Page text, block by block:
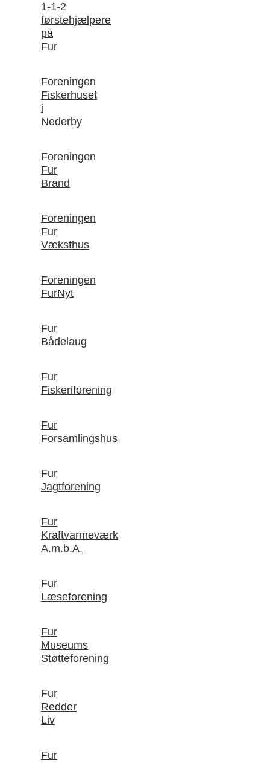
1-1-2
førstehjælpere
på
Fur
Foreningen
Fiskerhuset
i
Nederby
Foreningen
Fur
Brand
Foreningen
Fur
Væksthus
Foreningen
FurNyt
Fur
Bådelaug
Fur
Fiskeriforening
Fur
Forsamlingshus
Fur
Jagtforening
Fur
Kraftvarmeværk
A.m.b.A.
Fur
Læseforening
Fur
Museums
Støtteforening
Fur
Redder
Liv
Fur